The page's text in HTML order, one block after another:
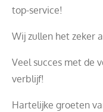
top-service!
Wij zullen het zeker
Veel succes met de
verblijf!
Hartelijke groeten